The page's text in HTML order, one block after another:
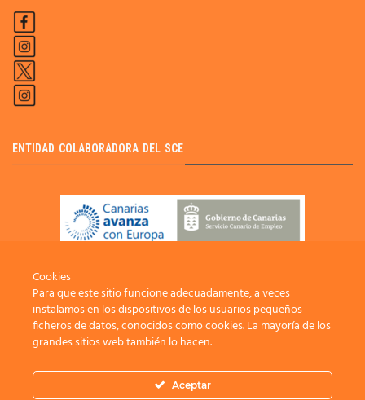
ENTIDAD COLABORADORA DEL SCE
Cookies
Para que este sitio funcione adecuadamente, a veces
instalamos en los dispositivos de los usuarios pequeños
ficheros de datos, conocidos como cookies. La mayoría de los
grandes sitios web también lo hacen.
Aceptar